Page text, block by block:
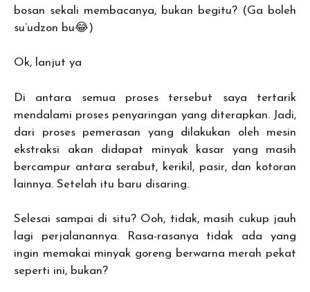
bosan sekali membacanya, bukan begitu? (Ga boleh
su’udzon bu😂)
Ok, lanjut ya
Di antara semua proses tersebut saya tertarik
mendalami proses penyaringan yang diterapkan. Jadi,
dari proses pemerasan yang dilakukan oleh mesin
ekstraksi akan didapat minyak kasar yang masih
bercampur antara serabut, kerikil, pasir, dan kotoran
lainnya. Setelah itu baru disaring.
Selesai sampai di situ? Ooh, tidak, masih cukup jauh
lagi perjalanannya. Rasa-rasanya tidak ada yang
ingin memakai minyak goreng berwarna merah pekat
seperti ini, bukan?